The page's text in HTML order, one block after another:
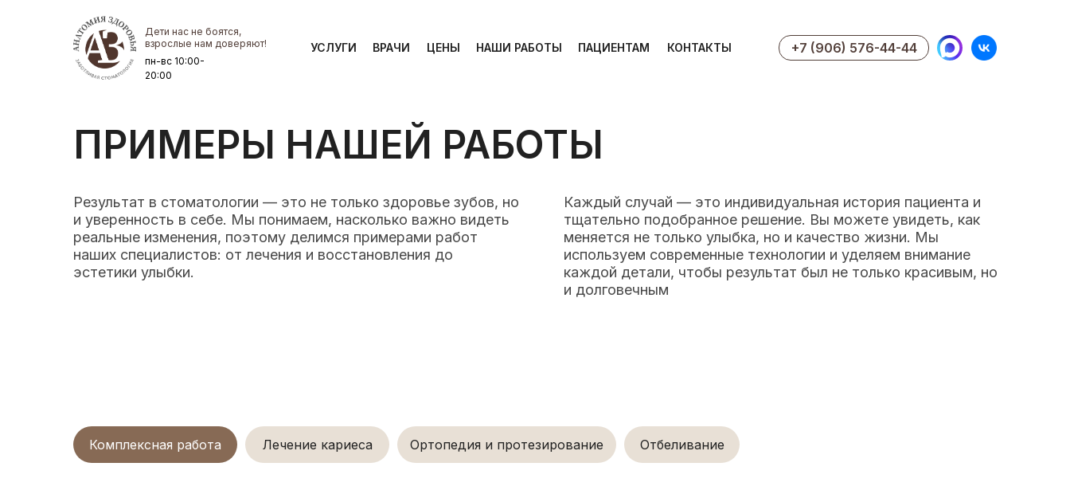
УСЛУГИ ВРАЧИ ЦЕНЫ НАШИ РАБОТЫ ПАЦИЕНТАМ КОНТАКТЫ +7 (906) 576-44-44
Результат в стоматологии — это не только здоровье зубов, но
и уверенность в себе. Мы понимаем, насколько важно видеть
реальные изменения, поэтому делимся примерами работ
наших специалистов: от лечения и восстановления до
эстетики улыбки.
Каждый случай — это индивидуальная история пациента и
тщательно подобранное решение. Вы можете увидеть, как
меняется не только улыбка, но и качество жизни. Мы
используем современные технологии и уделяем внимание
каждой детали, чтобы результат был не только красивым, но
и долговечным
ПРИМЕРЫ НАШЕЙ РАБОТЫ
УСЛУГИ ВРАЧИ ЦЕНЫ НАШИ РАБОТЫ ПАЦИЕНТАМ КОНТАКТЫ
Дети нас не боятся,
взрослые нам доверяют!
пн-вс 10:00-
20:00
+7 (906) 576-44-44
Комплексная работа Ортопедия и протезирование Отбеливание
Лечение кариеса